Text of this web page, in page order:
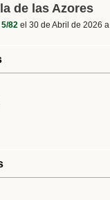
de las Azores
82 el 30 de Abril de 2026 a